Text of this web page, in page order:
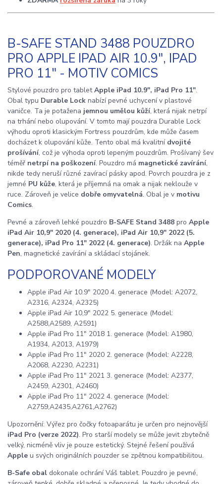
B-SAFE STAND 3488 POUZDRO
PRO APPLE IPAD AIR 10.9", IPAD
PRO 11" - MOTIV COMICS
Stylové pouzdro pro tabletApple iPad 10.9", iPad Pro 11".
Obal typu Durable Lock nabízí pevné uchycení v plastové
vaničce. Ta je potažena jemnou umělou kůží, která nijak netrpí
na trhání nebo olupování. V tomto mají pouzdra Durable Lock
výhodu oproti klasickým Fortress pouzdrům, kde může časem
docházet k olupování kůže. Tento obal má kvalitní dvojité
prošívání, což je výhoda oproti lepeným pouzdrům. Prošívaný šev
téměř netrpí na poškození. Pouzdro má magnetické zavírání,
nikde tedy neruší různé zavírací pásky apod. Povrch pouzdra je z
jemné PU kůže, která je příjemná na omak a nijak neklouže v
ruce. Zároveň je velice dobře omyvatelná. Obal je v motivu
Comics.
Pevné a zároveň lehké pouzdro B-SAFE Stand 3488 pro Apple
iPad Air 10,9" 2020 (4. generace), iPad Air 10,9" 2022 (5.
generace), iPad Pro 11" 2022 (4. generace). Držák na Apple
Pen, magnetické zavírání a skládací stojánek.
PODPOROVANÉ MODELY
Apple iPad Air 10.9" 2020 4. generace (Model: A2072,
A2316, A2324, A2325)
Apple iPad Air 10,9" 2022 5. generace (Model:
A2588,A2589, A2591)
Apple iPad Pro 11" 2018 1. generace (Model: A1980,
A1934, A2013, A1979)
Apple iPad Pro 11" 2020 2. generace (Model: A2228,
A2068, A2230, A2231)
Apple iPad Pro 11" 2021 3. generace (Model: A2377,
A2459, A2301, A2460)
Apple iPad Pro 11" 2022 4. generace (Model:
A2759,A2435,A2761,A2762)
Upozornění: Výřez pro čočky fotoaparátu je určen pro nejnovější
iPad Pro (verze 2022). Pro starší modely se může jevit zbytečně
velký, nicméně vliv je pouze estetický. Stejné řešení používá
Apple u svých originálních pouzder se zpětnou kompatibilitou.
B-Safe obal dokonale ochrání Váš tablet. Pouzdro je pevné,